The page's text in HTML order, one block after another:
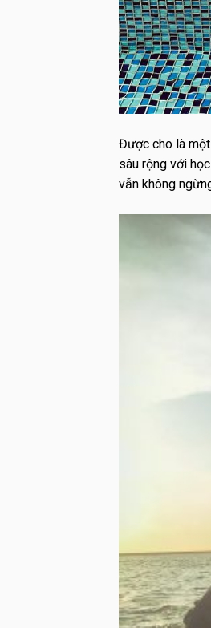
Được cho là một
sâu rộng với
vẫn không